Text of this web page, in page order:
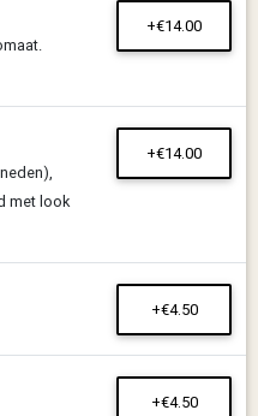
+€14.00
met look
+€14.00
+€4.50
+€4.50